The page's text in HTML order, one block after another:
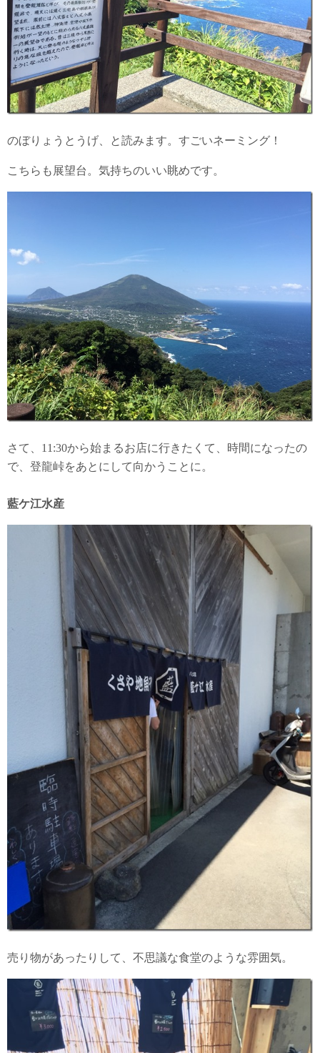
のぼりょうとうげ、と読みます。すごいネーミング！
こちらも展望台。気持ちのいい眺めです。
さて、11:30から始まるお店に行きたくて、時間になったの
で、登龍峠をあとにして向かうことに。
藍ケ江水産
売り物があったりして、不思議な食堂のような雰囲気。